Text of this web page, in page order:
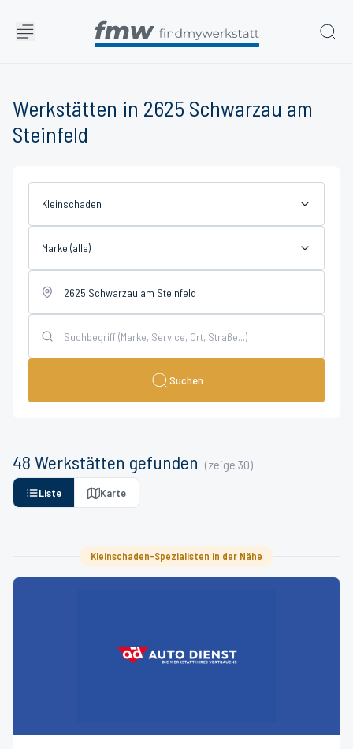
Werkstätten in 2625 Schwarzau am
Steinfeld
Kleinschaden
Marke (alle)
Suchen
48 Werkstätten gefunden (zeige 30)
Liste Karte
Kleinschaden-Spezialisten in der Nähe